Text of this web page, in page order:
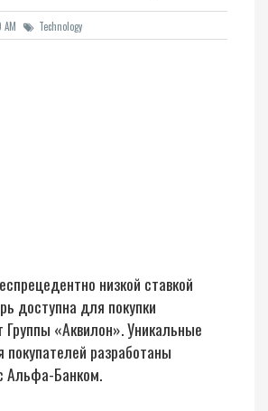
AM Technology
низкой ставкой
доступна для покупки
Группы «Аквилон». Уникальные
покупателей разработаны
Альфа-Банком.